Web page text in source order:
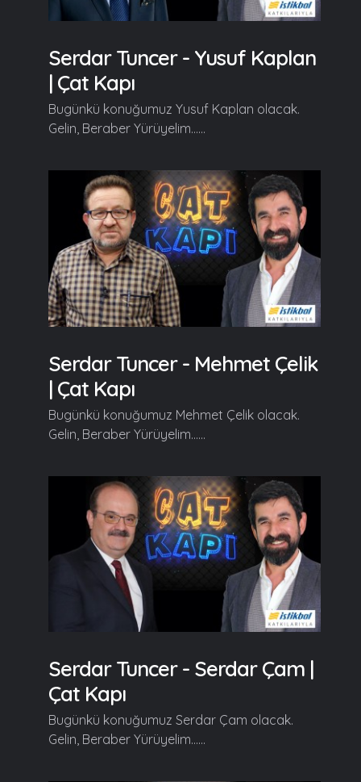
Serdar Tuncer - Yusuf Kaplan
| Çat Kapı
Bugünkü konuğumuz Yusuf Kaplan olacak.
Gelin, Beraber Yürüyelim......
Serdar Tuncer - Mehmet Çelik
| Çat Kapı
Bugünkü konuğumuz Mehmet Çelik olacak.
Gelin, Beraber Yürüyelim......
Serdar Tuncer - Serdar Çam |
Çat Kapı
Bugünkü konuğumuz Serdar Çam olacak.
Gelin, Beraber Yürüyelim......